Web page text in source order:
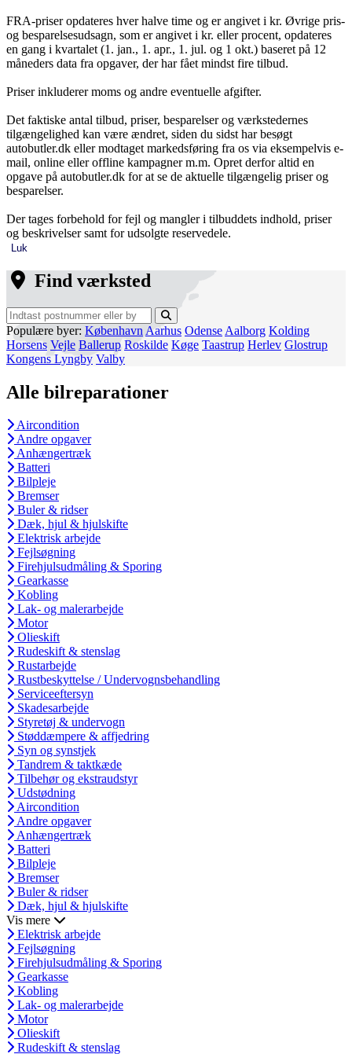
FRA-priser opdateres hver halve time og er angivet i kr. Øvrige pris-
og besparelsesudsagn, som er angivet i kr. eller procent, opdateres
en gang i kvartalet (1. jan., 1. apr., 1. jul. og 1 okt.) baseret på 12
måneders data fra opgaver, der har fået mindst fire tilbud.
Priser inkluderer moms og andre eventuelle afgifter.
Det faktiske antal tilbud, priser, besparelser og værkstedernes
tilgængelighed kan være ændret, siden du sidst har besøgt
autobutler.dk eller modtaget markedsføring fra os via eksempelvis e-
mail, online eller offline kampagner m.m. Opret derfor altid en
opgave på autobutler.dk for at se de aktuelle tilgængelig priser og
besparelser.
Der tages forbehold for fejl og mangler i tilbuddets indhold, priser
og beskrivelser samt for udsolgte reservedele.
Luk
Find værksted
Populære byer: København Aarhus Odense Aalborg Kolding
Horsens Vejle Ballerup Roskilde Køge Taastrup Herlev Glostrup
Kongens Lyngby Valby
Alle bilreparationer
Aircondition
Andre opgaver
Anhængertræk
Batteri
Bilpleje
Bremser
Buler & ridser
Dæk, hjul & hjulskifte
Elektrisk arbejde
Fejlsøgning
Firehjulsudmåling & Sporing
Gearkasse
Kobling
Lak- og malerarbejde
Motor
Olieskift
Rudeskift & stenslag
Rustarbejde
Rustbeskyttelse / Undervognsbehandling
Serviceeftersyn
Skadesarbejde
Styretøj & undervogn
Støddæmpere & affjedring
Syn og synstjek
Tandrem & taktkæde
Tilbehør og ekstraudstyr
Udstødning
Aircondition
Andre opgaver
Anhængertræk
Batteri
Bilpleje
Bremser
Buler & ridser
Dæk, hjul & hjulskifte
Vis mere
Elektrisk arbejde
Fejlsøgning
Firehjulsudmåling & Sporing
Gearkasse
Kobling
Lak- og malerarbejde
Motor
Olieskift
Rudeskift & stenslag